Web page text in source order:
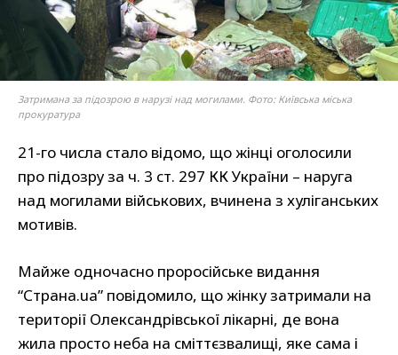
Затримана за підозрою в нарузі над могилами. Фото: Київська міська
прокуратура
21-го числа стало відомо, що жінці оголосили
про підозру за ч. 3 ст. 297 КК України – наруга
над могилами військових, вчинена з хуліганських
мотивів.
Майже одночасно проросійське видання
“Страна.ua” повідомило, що жінку затримали на
території Олександрівської лікарні, де вона
жила просто неба на сміттєзвалищі, яке сама і